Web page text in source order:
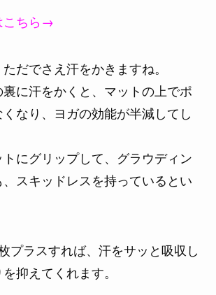
こちら→
だでさえ汗をかきますね。
に汗をかくと、マットの上でポ
なり、ヨガの効能が半減してし
トにグリップして、グラウディン
スキッドレスを持っているとい
プラスすれば、汗をサッと吸収し
抑えてくれます。